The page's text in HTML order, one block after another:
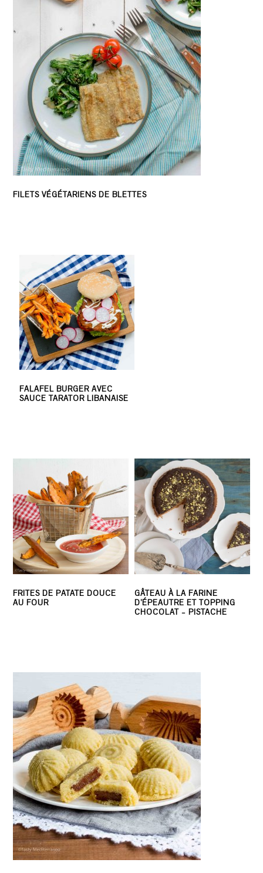
FILETS VÉGÉTARIENS DE BLETTES
FALAFEL BURGER AVEC
SAUCE TARATOR LIBANAISE
FRITES DE PATATE DOUCE
AU FOUR
GÂTEAU À LA FARINE
D’ÉPEAUTRE ET TOPPING
CHOCOLAT – PISTACHE